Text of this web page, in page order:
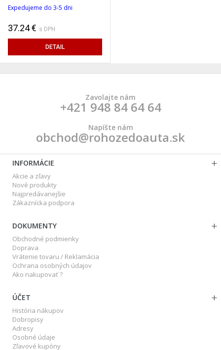
Expedujeme do 3-5 dni
37.24 € s DPH
DETAIL
Zavolajte nám
+421 948 84 64 64
Napíšte nám
obchod@rohozedoauta.sk
INFORMÁCIE
Akcie a zľavy
Nové produkty
Najpredávanejšie
Zákaznícka podpora
DOKUMENTY
Obchodné podmienky
Doprava
Vrátenie tovaru / Reklamácia
Ochrana osobných údajov
Ako nakupovať ?
ÚČET
História nákupov
Dobropisy
Adresy
Osobné údaje
Zľavové kupóny